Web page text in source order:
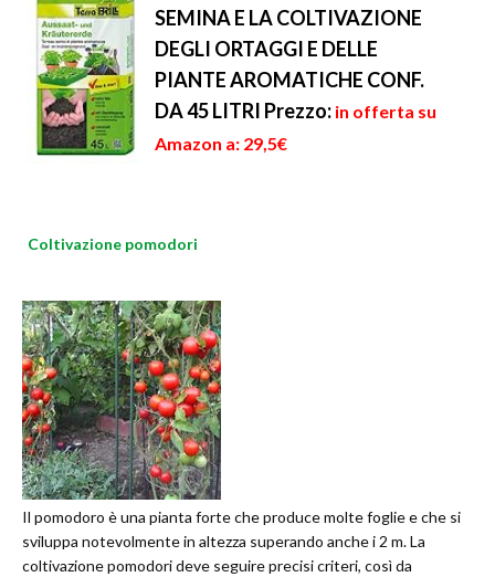
SEMINA E LA COLTIVAZIONE
DEGLI ORTAGGI E DELLE
PIANTE AROMATICHE CONF.
DA 45 LITRI Prezzo: in offerta su
Amazon a: 29,5€
Coltivazione pomodori
Il pomodoro è una pianta forte che produce molte foglie e che si
sviluppa notevolmente in altezza superando anche i 2 m. La
coltivazione pomodori deve seguire precisi criteri, così da